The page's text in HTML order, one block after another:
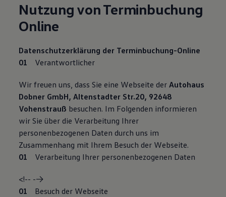
Nutzung von Terminbuchung
Online
Datenschutzerklärung der Terminbuchung-Online
Verantwortlicher
Wir freuen uns, dass Sie eine Webseite derAutohaus
Dobner GmbH, Altenstadter Str.20, 92648
Vohenstrauß besuchen. Im Folgenden informieren
wir Sie über die Verarbeitung Ihrer
personenbezogenen Daten durch uns im
Zusammenhang mit Ihrem Besuch der Webseite.
Verarbeitung Ihrer personenbezogenen Daten
<!-- -->
Besuch der Webseite